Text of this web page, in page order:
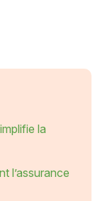
la
l’assurance